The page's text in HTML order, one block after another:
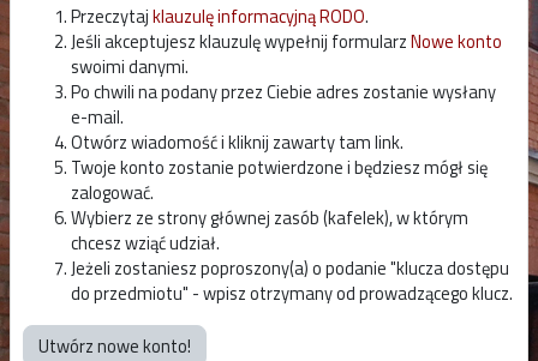
Przeczytajklauzulę informacyjną RODO.
Jeśli akceptujesz klauzulę wypełnij formularzNowe konto
swoimi danymi.
Po chwili na podany przez Ciebie adres zostanie wysłany
e-mail.
Otwórz wiadomość i kliknij zawarty tam link.
Twoje konto zostanie potwierdzone i będziesz mógł się
zalogować.
Wybierz ze strony głównej zasób (kafelek), w którym
chcesz wziąć udział.
Jeżeli zostaniesz poproszony(a) o podanie "klucza dostępu
do przedmiotu" - wpisz otrzymany od prowadzącego klucz.
Utwórz nowe konto!